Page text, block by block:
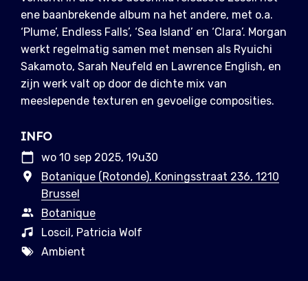
ene baanbrekende album na het andere, met o.a.
‘Plume’, Endless Falls’, ‘Sea Island’ en ‘Clara’. Morgan
werkt regelmatig samen met mensen als Ryuichi
Sakamoto, Sarah Neufeld en Lawrence English, en
zijn werk valt op door de dichte mix van
meeslepende texturen en gevoelige composities.
INFO
wo 10 sep 2025, 19u30
Botanique (Rotonde), Koningsstraat 236, 1210
Brussel
Botanique
Loscil, Patricia Wolf
Ambient